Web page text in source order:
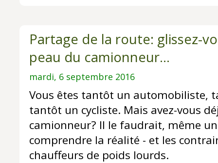
Partage de la route: glissez-
peau du camionneur...
mardi, 6 septembre 2016
Vous êtes tantôt un automobiliste,
tantôt un cycliste. Mais avez-vous
camionneur? Il le faudrait, même
comprendre la réalité - et les
chauffeurs de poids lourds.